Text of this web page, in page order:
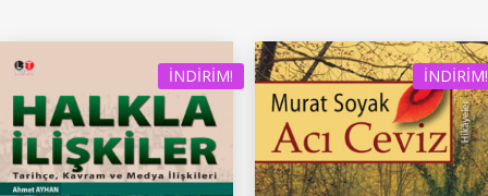
İNDIRIM! İNDIRIM!